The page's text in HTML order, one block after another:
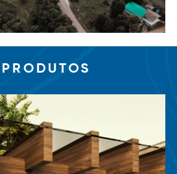
PRODUTOS